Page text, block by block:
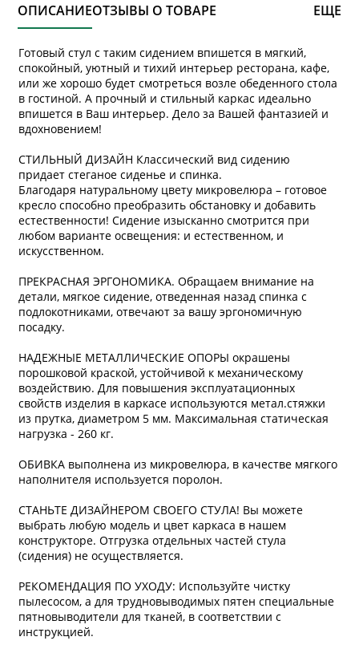
ОПИСАНИЕОТЗЫВЫ О ТОВАРЕ ЕЩЕ
Готовый стул с таким сидением впишется в мягкий,
спокойный, уютный и тихий интерьер ресторана, кафе,
или же хорошо будет смотреться возле обеденного стола
в гостиной. А прочный и стильный каркас идеально
впишется в Ваш интерьер. Дело за Вашей фантазией и
вдохновением!
СТИЛЬНЫЙ ДИЗАЙН Классический вид сидению
придает стеганое сиденье и спинка.
Благодаря натуральному цвету микровелюра – готовое
кресло способно преобразить обстановку и добавить
естественности! Сидение изысканно смотрится при
любом варианте освещения: и естественном, и
искусственном.
ПРЕКРАСНАЯ ЭРГОНОМИКА. Обращаем внимание на
детали, мягкое сидение, отведенная назад спинка с
подлокотниками, отвечают за вашу эргономичную
посадку.
НАДЕЖНЫЕ МЕТАЛЛИЧЕСКИЕ ОПОРЫ окрашены
порошковой краской, устойчивой к механическому
воздействию. Для повышения эксплуатационных
свойств изделия в каркасе используются метал.стяжки
из прутка, диаметром 5 мм. Максимальная статическая
нагрузка - 260 кг.
ОБИВКА выполнена из микровелюра, в качестве мягкого
наполнителя используется поролон.
СТАНЬТЕ ДИЗАЙНЕРОМ СВОЕГО СТУЛА! Вы можете
выбрать любую модель и цвет каркаса в нашем
конструкторе. Отгрузка отдельных частей стула
(сидения) не осуществляется.
РЕКОМЕНДАЦИЯ ПО УХОДУ: Используйте чистку
пылесосом, а для трудновыводимых пятен специальные
пятновыводители для тканей, в соответствии с
инструкцией.